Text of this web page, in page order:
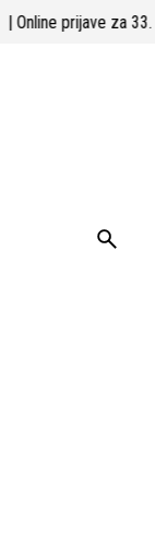
| Online prijave za